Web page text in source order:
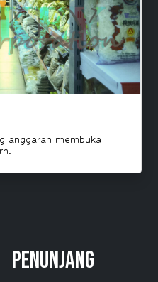
anggaran membuka
PENUNJANG